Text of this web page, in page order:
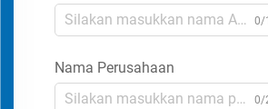
0/
Nama Perusahaan
0/